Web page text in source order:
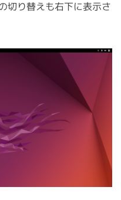
切り替えも右下に表示さ